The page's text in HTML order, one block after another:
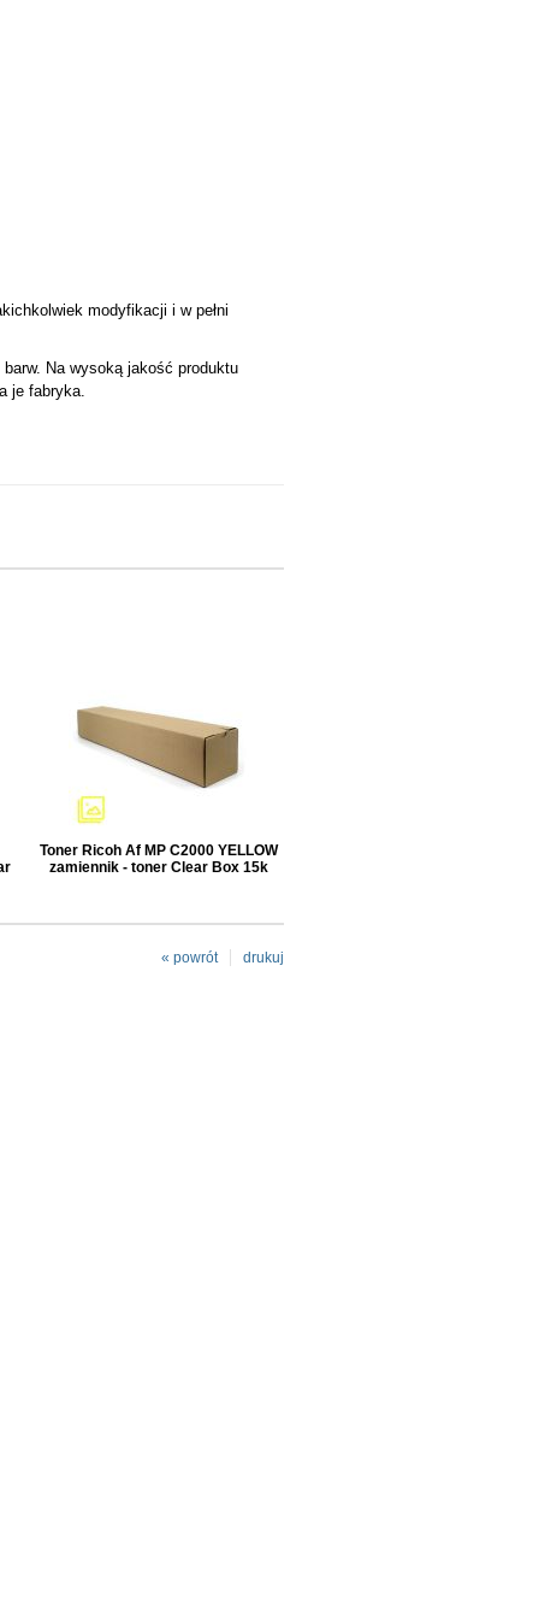
modyfikacji i w pełni
Na wysoką jakość produktu
je fabryka.
Toner Ricoh Af MP C2000 YELLOW
zamiennik - toner Clear Box 15k
drukuj
« powrót